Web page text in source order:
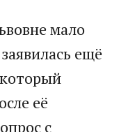
мало
ещё
её
с